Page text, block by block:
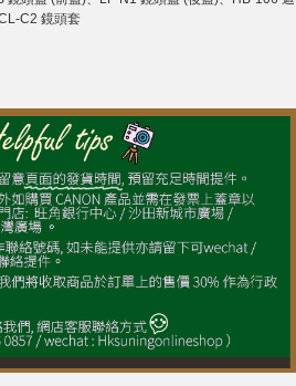
C2 鏡頭套